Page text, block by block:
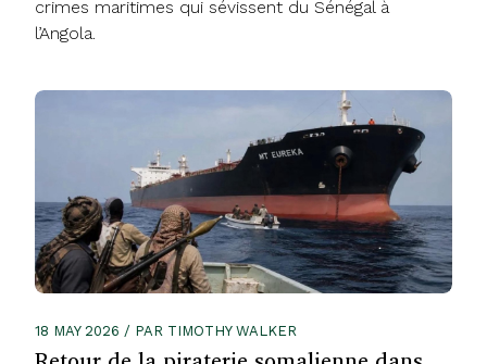
crimes maritimes qui sévissent du Sénégal à
l’Angola.
18 MAY 2026 / PAR TIMOTHY WALKER